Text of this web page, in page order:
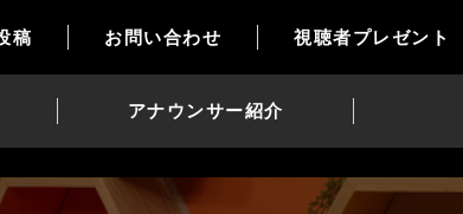
稿 お問い合わせ 視聴者プレゼント
アナウンサー紹介